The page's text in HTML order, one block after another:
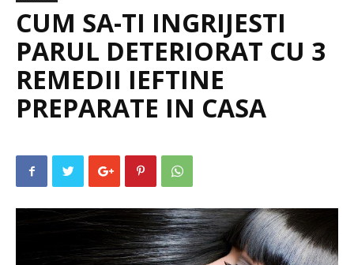
CUM SA-TI INGRIJESTI
PARUL DETERIORAT CU 3
REMEDII IEFTINE
PREPARATE IN CASA